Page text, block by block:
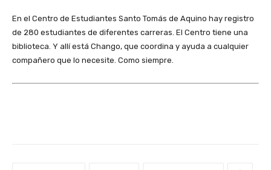
En el Centro de Estudiantes Santo Tomás de Aquino hay registro
de 280 estudiantes de diferentes carreras. El Centro tiene una
biblioteca. Y allí está Chango, que coordina y ayuda a cualquier
compañero que lo necesite. Como siempre.